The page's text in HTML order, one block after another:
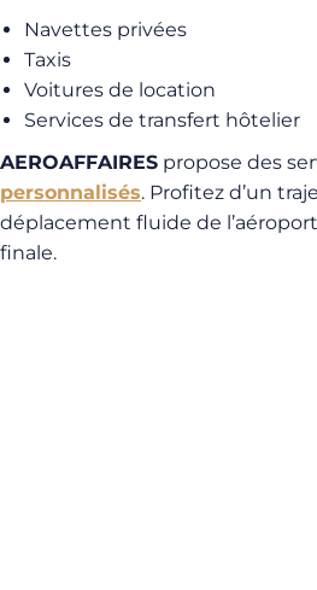
Navettes privées
Taxis
Voitures de location
Services de transfert hôtelier
AEROAFFAIRES propose des
personnalisés. Profitez d’un
déplacement fluide de
finale.